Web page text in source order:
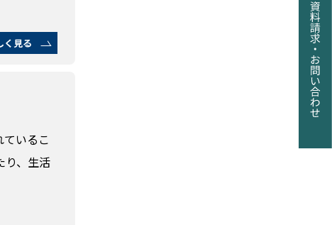
く見る
いるこ
り、生活